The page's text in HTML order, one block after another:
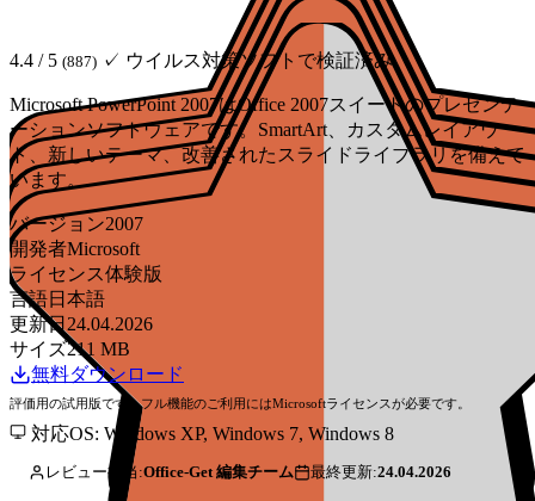
4.4 / 5 (887) ✓ ウイルス対策ソフトで検証済み
Microsoft PowerPoint 2007はOffice 2007スイートのプレゼンテ
ーションソフトウェアです。SmartArt、カスタムレイアウ
ト、新しいテーマ、改善されたスライドライブラリを備えて
います。
バージョン2007
開発者Microsoft
ライセンス体験版
言語日本語
更新日 24.04.2026
サイズ211 MB
無料ダウンロード
評価用の試用版です。フル機能のご利用にはMicrosoftライセンスが必要です。
対応OS: Windows XP, Windows 7, Windows 8
レビュー担当:Office-Get 編集チーム 最終更新:24.04.2026